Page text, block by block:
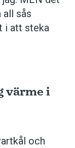
all sås
i att steka
värme i
och